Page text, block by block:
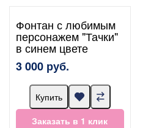
Фонтан с любимым
персонажем "Тачки"
в синем цвете
3 000 руб.
Купить
Заказать в 1 клик